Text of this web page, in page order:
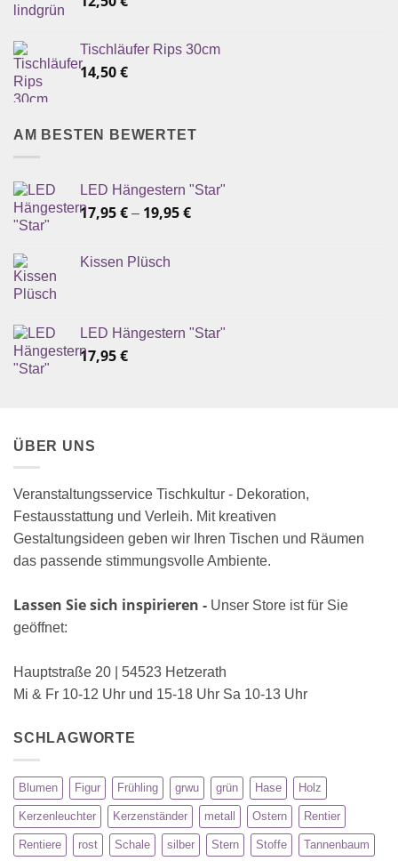
Tischläufer Rips 30cm
14,50€
AM BESTEN BEWERTET
LED Hängestern "Star"
17,95€ – 19,95€
Kissen Plüsch
LED Hängestern "Star"
17,95€
ÜBER UNS
Veranstaltungsservice Tischkultur - Dekoration,
Festausstattung und Verleih. Mit kreativen
Gestaltungsideen geben wir Ihren Tischen und Räumen
das passende stimmungsvolle Ambiente.
Lassen Sie sich inspirieren - Unser Store ist für Sie
geöffnet:
Hauptstraße 20 | 54523 Hetzerath
Mi & Fr 10-12 Uhr und 15-18 Uhr Sa 10-13 Uhr
SCHLAGWORTE
Blumen Figur Frühling grwu grün Hase Holz
Kerzenleuchter Kerzenständer metall Ostern Rentier
Rentiere rost Schale silber Stern Stoffe Tannenbaum